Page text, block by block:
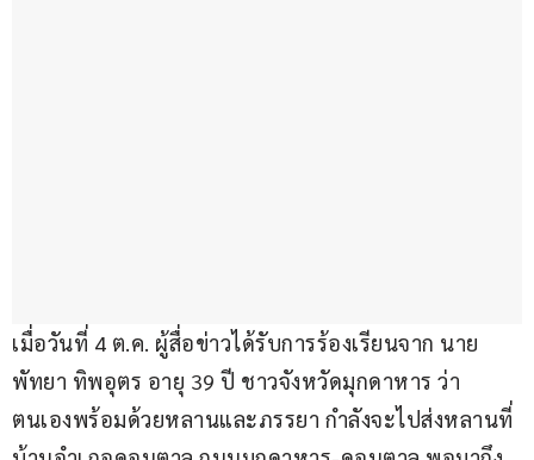
เมื่อวันที่ 4 ต.ค. ผู้สื่อข่าวได้รับการร้องเรียนจาก นาย
พัทยา ทิพอุตร อายุ 39 ปี ชาวจังหวัดมุกดาหาร ว่า
ตนเองพร้อมด้วยหลานและภรรยา กำลังจะไปส่งหลานที่